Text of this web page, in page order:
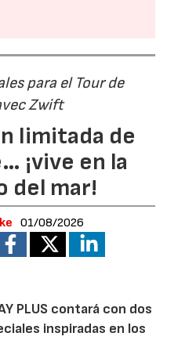
para el Tour de
Zwift
limitada de
¡vive en la
del mar!
01/08/2026
PLUS contará con dos
inspiradas en los